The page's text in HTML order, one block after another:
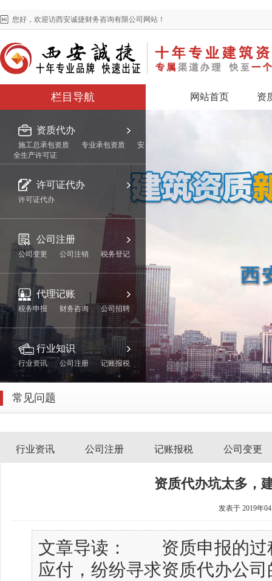
您好，欢迎访西安诚捷财务咨询有限公司网站！
栏目导航 网站首页 资
资质代办
施工总承包资质 专业承包资质
安
全生产许可证
许可证代办
许可证代办
公司注册
公司变更 公司注销 税务登记
代理记账
税务申报 财务咨询 公司招聘
行业知识
行业资讯 公司注册 记账报税
关于我们
常见问题
行业资讯 公司注册 记账报税 公司变更
资质代办坑太多，
发表于 2019年
文章导读： 资质申报的过
应付，纷纷寻求资质代办公